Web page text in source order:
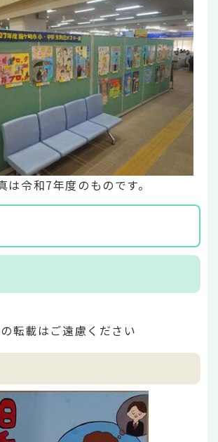
は令和7年度のものです。
転載はご遠慮ください